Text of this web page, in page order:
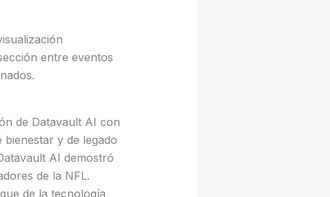
entre eventos
de Datavault AI con
y de legado
AI demostró
de la NFL.
de la tecnología